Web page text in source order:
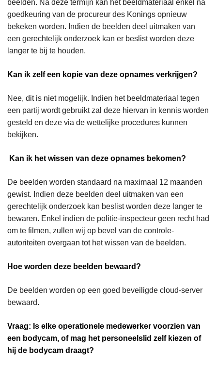
beelden. Na deze termijn kan het beeldmateriaal enkel na
goedkeuring van de procureur des Konings opnieuw
bekeken worden. Indien de beelden deel uitmaken van
een gerechtelijk onderzoek kan er beslist worden deze
langer te bij te houden.
Kan ik zelf een kopie van deze opnames verkrijgen?
Nee, dit is niet mogelijk. Indien het beeldmateriaal tegen
een partij wordt gebruikt zal deze hiervan in kennis worden
gesteld en deze via de wettelijke procedures kunnen
bekijken.
Kan ik het wissen van deze opnames bekomen?
De beelden worden standaard na maximaal 12 maanden
gewist. Indien deze beelden deel uitmaken van een
gerechtelijk onderzoek kan beslist worden deze langer te
bewaren. Enkel indien de politie-inspecteur geen recht had
om te filmen, zullen wij op bevel van de controle-
autoriteiten overgaan tot het wissen van de beelden.
Hoe worden deze beelden bewaard?
De beelden worden op een goed beveiligde cloud-server
bewaard.
Vraag: Is elke operationele medewerker voorzien van
een bodycam, of mag het personeelslid zelf kiezen of
hij de bodycam draagt?